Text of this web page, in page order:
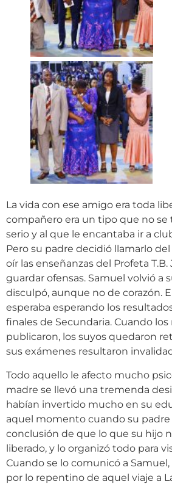
La vida con ese amigo era toda
compañero era un tipo que no se
serio y al que le encantaba ir a
Pero su padre decidió llamarlo del
oír las enseñanzas del Profeta
guardar ofensas. Samuel volvió a
disculpó, aunque no de corazón.
esperaba esperando los
finales de Secundaria. Cuando los
publicaron, los suyos quedaron
sus exámenes resultaron
Todo aquello le afecto mucho
madre se llevó una tremenda
habían invertido mucho en su
aquel momento cuando su padre
conclusión de que lo que su hijo
liberado, y lo organizó todo para
Cuando se lo comunicó a
por lo repentino de aquel viaje a